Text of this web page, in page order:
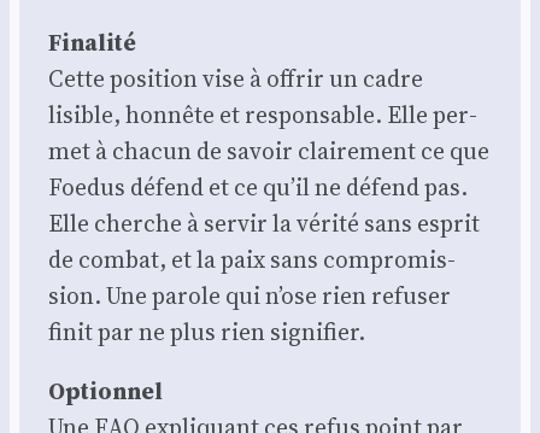
Fina­li­té
Cette posi­tion vise à offrir un cadre
lisible, hon­nête et res­pon­sable. Elle per­
met à cha­cun de savoir clai­re­ment ce que
Foe­dus défend et ce qu’il ne défend pas.
Elle cherche à ser­vir la véri­té sans esprit
de com­bat, et la paix sans com­pro­mis­
sion. Une parole qui n’ose rien refu­ser
finit par ne plus rien signi­fier.
Option­nel